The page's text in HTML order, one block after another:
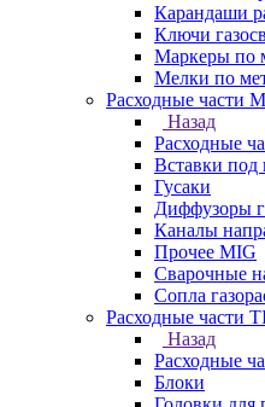
Карандаши
Ключи
Маркеры по
Мелки по
Расходные части
Назад
Расходные
Вставки под
Гусаки
Диффузоры
Каналы
Прочее MIG
Сварочные
Сопла
Расходные части
Назад
Расходные
Блоки